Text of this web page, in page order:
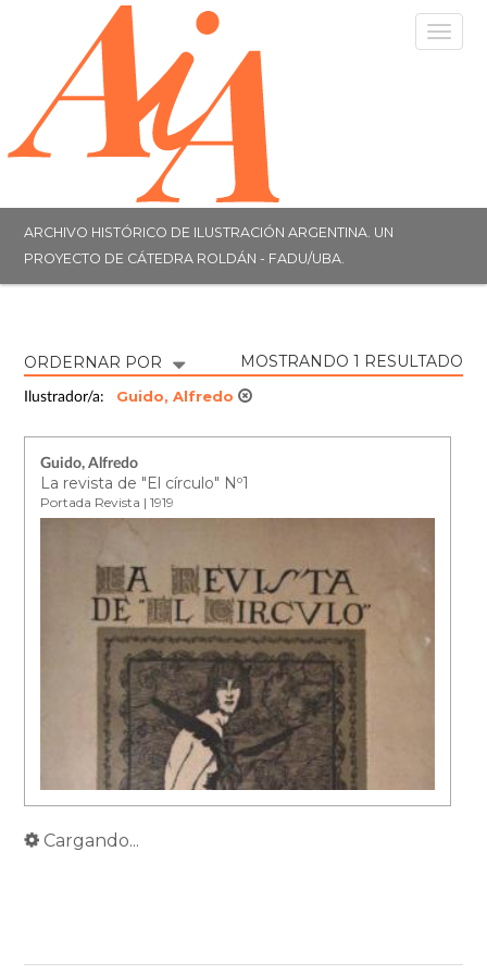
ARCHIVO HISTÓRICO DE ILUSTRACIÓN ARGENTINA. UN
PROYECTO DE CÁTEDRA ROLDÁN - FADU/UBA.
ORDERNAR POR MOSTRANDO 1 RESULTADO
Ilustrador/a: Guido, Alfredo
Guido, Alfredo
La revista de "El círculo" Nº1
Portada Revista | 1919
Cargando...